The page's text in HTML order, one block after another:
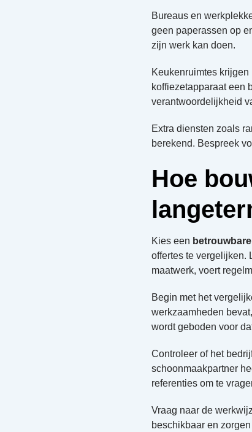
Bureaus en
geen paperassen op
zijn werk kan doen.
Keukenruimtes
koffiezetapparaat een
verantwoordelijkheid
Extra diensten zoals
berekend. Bespreek
Hoe
Kies een
offertes te vergelijken.
maatwerk, voert
Begin met het
werkzaamheden
wordt geboden voor
Controleer of het
schoonmaakpartner
referenties om te
Vraag naar de
beschikbaar en